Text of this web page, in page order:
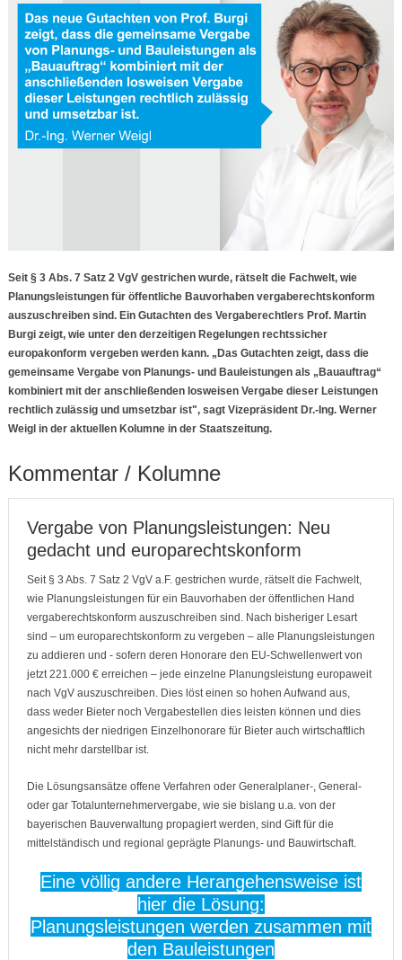
Seit § 3 Abs. 7 Satz 2 VgV gestrichen wurde, rätselt die Fachwelt, wie
Planungsleistungen für öffentliche Bauvorhaben vergaberechtskonform
auszuschreiben sind. Ein Gutachten des Vergaberechtlers Prof. Martin
Burgi zeigt, wie unter den derzeitigen Regelungen rechtssicher
europakonform vergeben werden kann. „Das Gutachten zeigt, dass die
gemeinsame Vergabe von Planungs- und Bauleistungen als „Bauauftrag“
kombiniert mit der anschließenden losweisen Vergabe dieser Leistungen
rechtlich zulässig und umsetzbar ist", sagt Vizepräsident Dr.-Ing. Werner
Weigl in der aktuellen Kolumne in der Staatszeitung.
Kommentar / Kolumne
Vergabe von Planungsleistungen: Neu
gedacht und europarechtskonform
Seit § 3 Abs. 7 Satz 2 VgV a.F. gestrichen wurde, rätselt die Fachwelt,
wie Planungsleistungen für ein Bauvorhaben der öffentlichen Hand
vergaberechtskonform auszuschreiben sind. Nach bisheriger Lesart
sind – um europarechtskonform zu vergeben – alle Planungsleistungen
zu addieren und - sofern deren Honorare den EU-Schwellenwert von
jetzt 221.000 € erreichen – jede einzelne Planungsleistung europaweit
nach VgV auszuschreiben. Dies löst einen so hohen Aufwand aus,
dass weder Bieter noch Vergabestellen dies leisten können und dies
angesichts der niedrigen Einzelhonorare für Bieter auch wirtschaftlich
nicht mehr darstellbar ist.
Die Lösungsansätze offene Verfahren oder Generalplaner-, General-
oder gar Totalunternehmervergabe, wie sie bislang u.a. von der
bayerischen Bauverwaltung propagiert werden, sind Gift für die
mittelständisch und regional geprägte Planungs- und Bauwirtschaft.
Eine völlig andere Herangehensweise ist
hier die Lösung:
Planungsleistungen werden zusammen mit
den Bauleistungen